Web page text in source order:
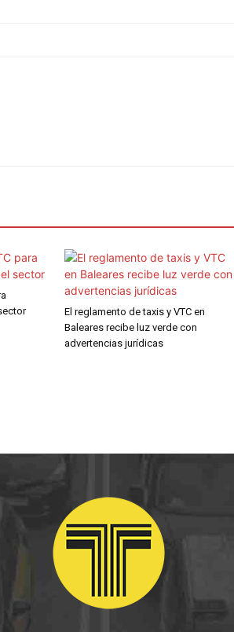
El reglamento de taxis y VTC en
Baleares recibe luz verde con
advertencias jurídicas